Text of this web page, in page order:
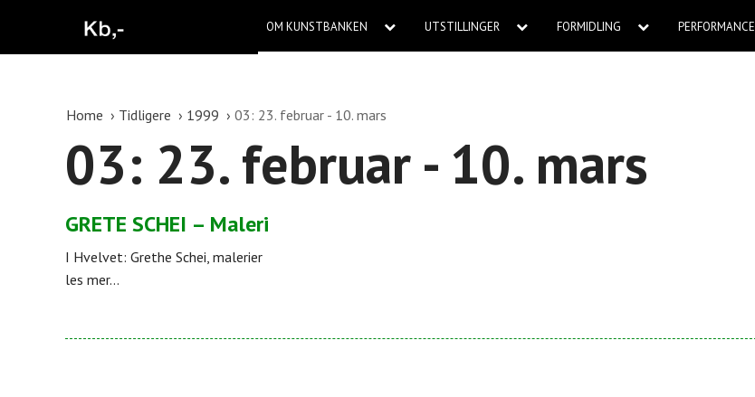
OM KUNSTBANKEN UTSTILLINGER FORMIDLING PERFORMANCE
Home Tidligere 1999 03: 23. februar - 10. mars
03: 23. februar - 10. mars
GRETE SCHEI – Maleri
I Hvelvet: Grethe Schei, malerier
les mer...